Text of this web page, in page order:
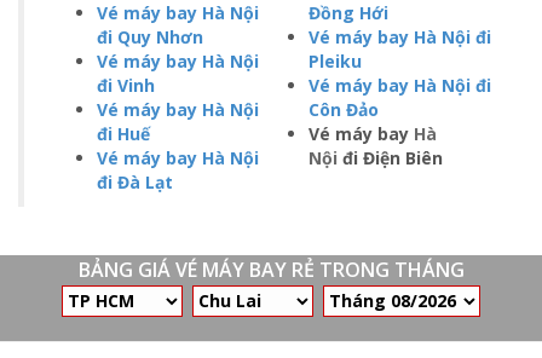
Vé máy bay Hà Nội
đi Quy Nhơn
Vé máy bay Hà Nội
đi Vinh
Vé máy bay Hà Nội
đi Huế
Vé máy bay Hà Nội
đi Đà Lạt
Đồng Hới
Vé máy bay Hà Nội đi
Pleiku
Vé máy bay Hà Nội đi
Côn Đảo
Vé máy bay Hà
Nội đi Điện Biên
BẢNG GIÁ VÉ MÁY BAY RẺ TRONG THÁNG